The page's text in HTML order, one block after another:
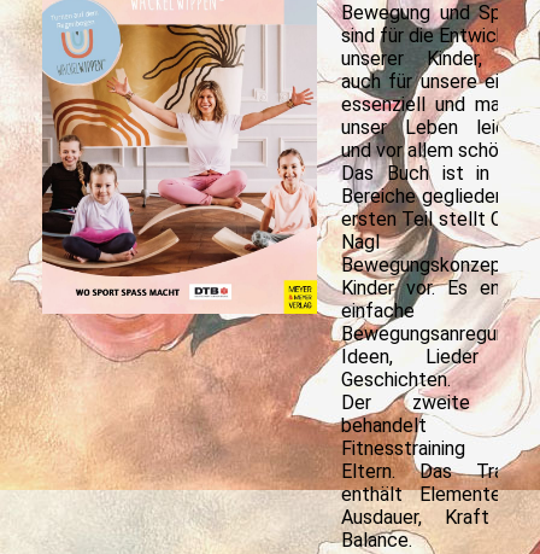
Bewegung und Spielen
sind für die Entwicklung
unserer Kinder, aber
auch für unsere eigene
essenziell und machen
unser Leben leichter
und vor allem schöner.
Das Buch ist in zwei
Bereiche gegliedert. Im
ersten Teil stellt Canan
Nagl ihr
Bewegungskonzept für
Kinder vor. Es enthält
einfache
Bewegungsanregungen,
Ideen, Lieder und
Geschichten.
Der zweite Teil
behandelt das
Fitnesstraining für
Eltern. Das Training
enthält Elemente für
Ausdauer, Kraft und
Balance.